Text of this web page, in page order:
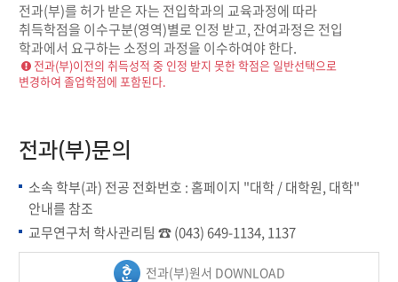
전과(부)를 허가 받은 자는 전입학과의 교육과정에 따라
취득학점을 이수구분(영역)별로 인정 받고, 잔여과정은 전입
학과에서 요구하는 소정의 과정을 이수하여야 한다.
전과(부)이전의 취득성적 중 인정 받지 못한 학점은 일반선택으로
변경하여 졸업학점에 포함된다.
전과(부)문의
소속 학부(과) 전공 전화번호 : 홈페이지 "대학 / 대학원, 대학"
안내를 참조
교무연구처 학사관리팀 ☎ (043) 649-1134, 1137
전과(부)원서 DOWNLOAD